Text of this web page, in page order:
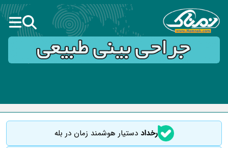
رخداددستیار هوشمند زمان در بله